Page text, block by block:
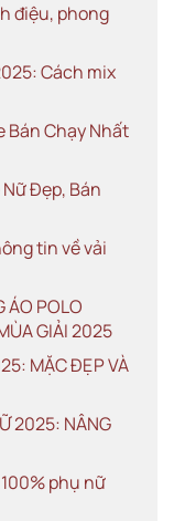
điệu, phong
Cách mix
Bán Chạy Nhất
Đẹp, Bán
tin về vải
ÁO POLO
GIẢI 2025
MẶC ĐẸP VÀ
2025: NÂNG
phụ nữ